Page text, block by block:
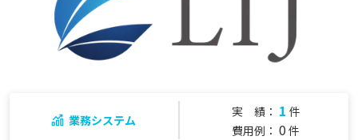
業務システム
実 績： 1 件
費用例： 0 件